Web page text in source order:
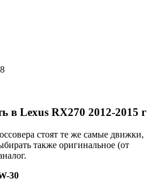
в Lexus RX270 2012-2015 г
стоят те же самые движки,
также оригинальное (от
30